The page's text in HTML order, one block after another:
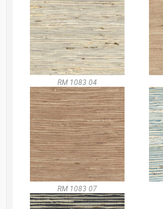
RM 1083 04
RM 1083 07